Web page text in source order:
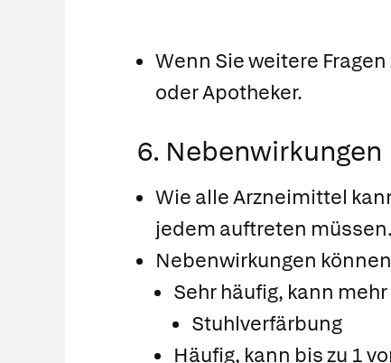
Wenn Sie weitere
oder Apotheker.
6. Nebenwirkungen
Wie alle Arzneimittel
jedem auftreten müssen.
Nebenwirkungen
Sehr häufig, kann
Stuhlverfärbung
Häufig, kann bis zu 1